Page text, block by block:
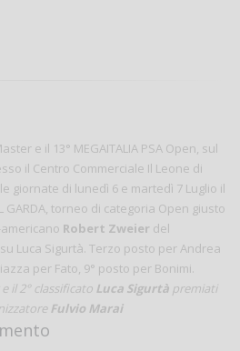
e il 13° MEGAITALIA PSA Open, sul
il Centro Commerciale Il Leone di
giornate di lunedì 6 e martedì 7 Luglio il
GARDA, torneo di categoria Open giusto
Robert Zweier del
Luca Sigurtà. Terzo posto per Andrea
per Fato, 9° posto per Bonimi.
il 2° classificato Luca Sigurtàpremiati
Fulvio Marai